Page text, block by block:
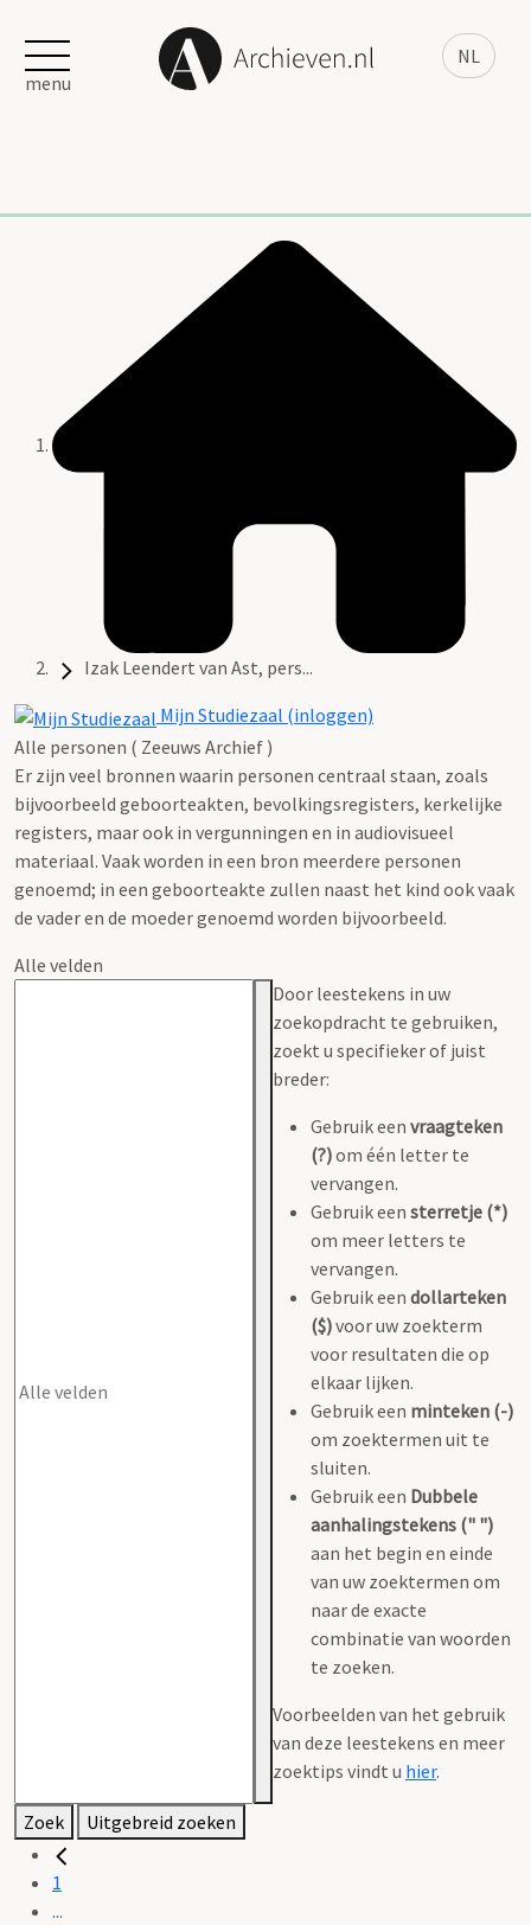
NL
menu
Izak Leendert van Ast, pers...
Mijn Studiezaal (inloggen)
Alle personen ( Zeeuws Archief )
Er zijn veel bronnen waarin personen centraal staan, zoals
bijvoorbeeld geboorteakten, bevolkingsregisters, kerkelijke
registers, maar ook in vergunningen en in audiovisueel
materiaal. Vaak worden in een bron meerdere personen
genoemd; in een geboorteakte zullen naast het kind ook vaak
de vader en de moeder genoemd worden bijvoorbeeld.
Alle velden
Door leestekens in uw
zoekopdracht te gebruiken,
zoekt u specifieker of juist
breder:
Gebruik een vraagteken
(?)om één letter te
vervangen.
Gebruik een sterretje (*)
om meer letters te
vervangen.
Gebruik een dollarteken
($)voor uw zoekterm
voor resultaten die op
elkaar lijken.
Gebruik een minteken (-)
om zoektermen uit te
sluiten.
Gebruik een Dubbele
aanhalingstekens (" ")
aan het begin en einde
van uw zoektermen om
naar de exacte
combinatie van woorden
te zoeken.
Voorbeelden van het gebruik
van deze leestekens en meer
zoektips vindt u hier.
Zoek Uitgebreid zoeken
1
...